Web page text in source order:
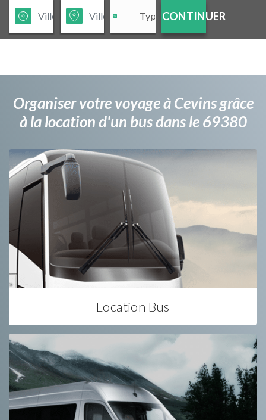
CONTINUER
Organiser votre voyage à Cevins grâce
à la location d'un bus dans le 69380
Location Bus